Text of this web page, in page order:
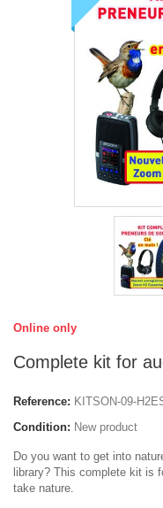
Online only
Complete kit for
Reference: KITSON-09-
Condition: New product
Do you want to get into
library? This complete kit is
take nature.